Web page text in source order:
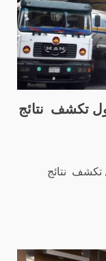
تكشف نتائج
تكشف نتائج